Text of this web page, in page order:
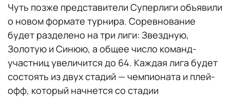
Чуть позже представители Суперлиги объявили
о новом формате турнира. Соревнование
будет разделено на три лиги: Звездную,
Золотую и Синюю, а общее число команд-
участниц увеличится до 64. Каждая лига будет
состоять из двух стадий — чемпионата и плей-
офф, который начнется со стадии